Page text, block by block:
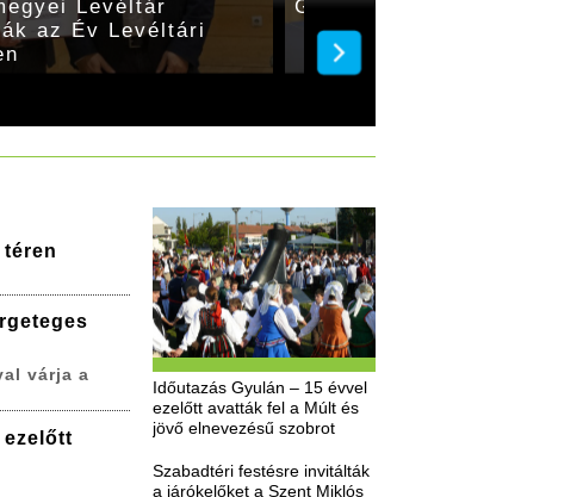
Levéltár
az Év Levéltári
Gyulai épületek és lakóik
Időutazás Gyulán – 15 évvel
ezelőtt avatták fel a Múlt és
jövő elnevezésű szobrot
Szabadtéri festésre invitálták
a járókelőket a Szent Miklós
várja a
ezelőtt